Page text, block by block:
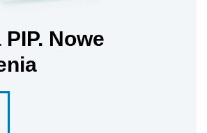
Nowe